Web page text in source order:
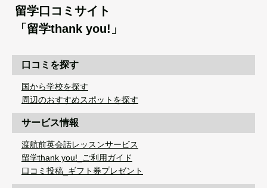
留学口コミサイト
「留学thank you!」
口コミを探す
国から学校を探す
周辺のおすすめスポットを探す
サービス情報
渡航前英会話レッスンサービス
留学thank you!_ご利用ガイド
口コミ投稿_ギフト券プレゼント